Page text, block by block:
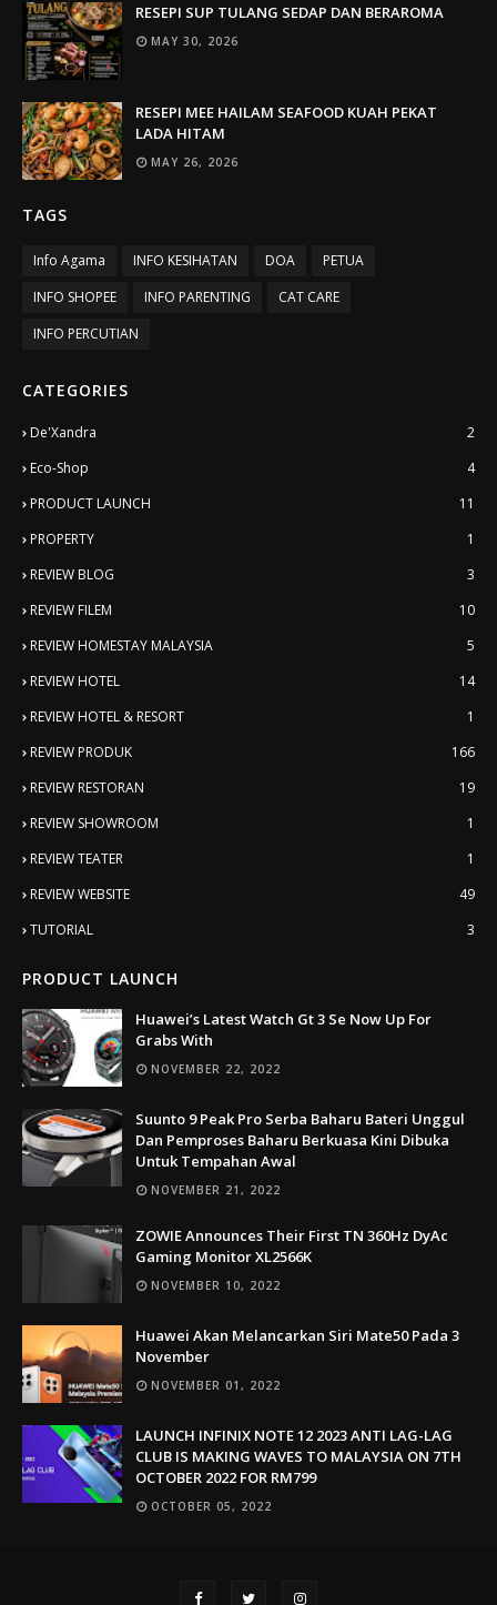
RESEPI SUP TULANG SEDAP DAN BERAROMA
MAY 30, 2026
RESEPI MEE HAILAM SEAFOOD KUAH PEKAT
LADA HITAM
MAY 26, 2026
TAGS
Info Agama INFO KESIHATAN DOA
PETUA
INFO SHOPEE
INFO PARENTING
CAT CARE
INFO PERCUTIAN
CATEGORIES
De'Xandra
2
Eco-Shop
4
PRODUCT LAUNCH
11
PROPERTY
1
REVIEW BLOG
3
REVIEW FILEM
10
REVIEW HOMESTAY MALAYSIA
5
REVIEW HOTEL
14
REVIEW HOTEL & RESORT
1
REVIEW PRODUK
166
REVIEW RESTORAN
19
REVIEW SHOWROOM
1
REVIEW TEATER
1
REVIEW WEBSITE
49
TUTORIAL
3
PRODUCT LAUNCH
Huawei’s Latest Watch Gt 3 Se Now Up For
Grabs With
NOVEMBER 22, 2022
Suunto 9 Peak Pro Serba Baharu Bateri Unggul
Dan Pemproses Baharu Berkuasa Kini Dibuka
Untuk Tempahan Awal
NOVEMBER 21, 2022
ZOWIE Announces Their First TN 360Hz DyAc
Gaming Monitor XL2566K
NOVEMBER 10, 2022
Huawei Akan Melancarkan Siri Mate50 Pada 3
November
NOVEMBER 01, 2022
LAUNCH INFINIX NOTE 12 2023 ANTI LAG-LAG
CLUB IS MAKING WAVES TO MALAYSIA ON 7TH
OCTOBER 2022 FOR RM799
OCTOBER 05, 2022